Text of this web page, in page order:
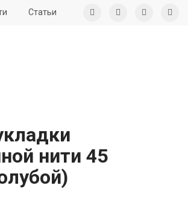
Статьи
нити 45